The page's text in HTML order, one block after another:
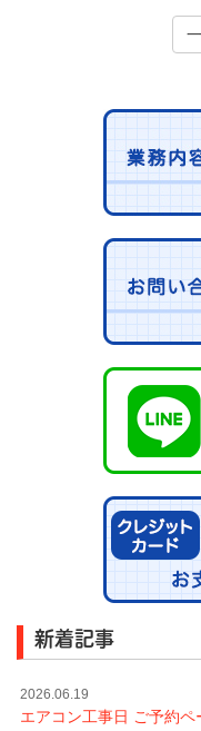
新着記事
2026.06.19
エアコン工事日 ご予約ペ